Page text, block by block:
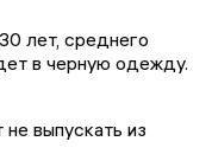
лет, среднего
в черную одежду.
выпускать из